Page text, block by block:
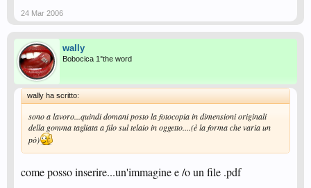
24 Mar 2006
wally
Bobocica 1°the word
wally ha scritto:
sono a lavoro...quindi domani posto la fotocopia in dimensioni originali
della gomma tagliata a filo sul telaio in oggetto....(è la forma che varia un
pò)
come posso inserire...un'immagine e /o un file .pdf